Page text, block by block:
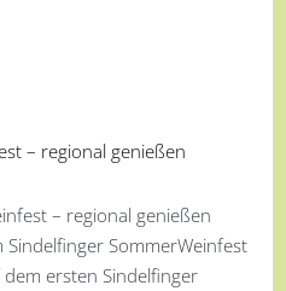
– regional genießen
– regional genießen
SommerWeinfest
ersten Sindelfinger